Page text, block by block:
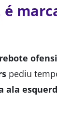
rebote
pediu
ala